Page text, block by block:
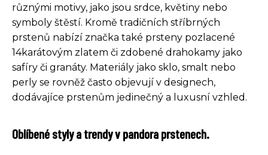
různými motivy, jako jsou srdce, květiny nebo
symboly štěstí. Kromě tradičních stříbrných
prstenů nabízí značka také prsteny pozlacené
14karátovým zlatem či zdobené drahokamy jako
safíry či granáty. Materiály jako sklo, smalt nebo
perly se rovněž často objevují v designech,
dodávajíce prstenům jedinečný a luxusní vzhled.
Oblíbené styly a trendy v pandora prstenech.